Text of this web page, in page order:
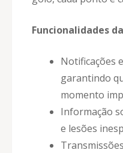
Funcionalidades
Notificações
garantindo
momento
Informação
e lesões